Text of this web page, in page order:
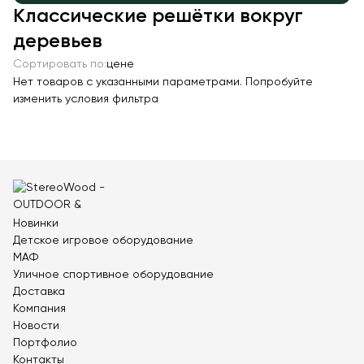
Качалки на пружине
Игровые домики
Канатные дороги
Песочницы
Показать все товары
МАФ
Скамейки
Уличные урны
Велопарковки
Парковые качели
Классические решётки вокруг
деревьев
Сортировать по:цене
Нет товаров с указанными параметрами. Попробуйте
изменить условия фильтра
Новинки
Детское игровое оборудование
МАФ
Уличное спортивное оборудование
Доставка
Компания
Новости
Портфолио
Контакты